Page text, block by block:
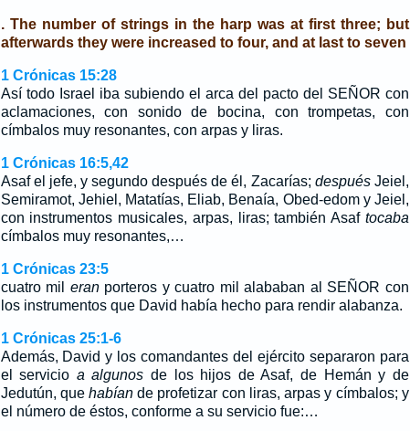
. The number of strings in the harp was at first three; but
afterwards they were increased to four, and at last to seven
1 Crónicas 15:28
Así todo Israel iba subiendo el arca del pacto del SEÑOR con
aclamaciones, con sonido de bocina, con trompetas, con
címbalos muy resonantes, con arpas y liras.
1 Crónicas 16:5,42
Asaf el jefe, y segundo después de él, Zacarías; despuésJeiel,
Semiramot, Jehiel, Matatías, Eliab, Benaía, Obed-edom y Jeiel,
con instrumentos musicales, arpas, liras; también Asaf tocaba
címbalos muy resonantes,…
1 Crónicas 23:5
cuatro mil eranporteros y cuatro mil alababan al SEÑOR con
los instrumentos que David había hecho para rendir alabanza.
1 Crónicas 25:1-6
Además, David y los comandantes del ejército separaron para
el servicio a algunos de los hijos de Asaf, de Hemán y de
Jedutún, que habíande profetizar con liras, arpas y címbalos; y
el número de éstos, conforme a su servicio fue:…